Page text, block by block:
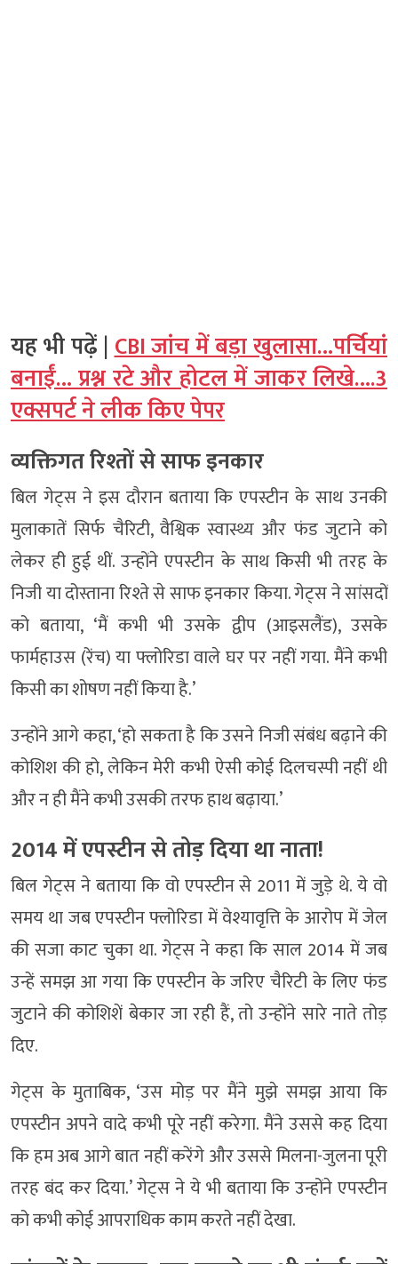
यह भी पढ़ें |CBI जांच में बड़ा खुलासा…पर्चियां
बनाईं… प्रश्न रटे और होटल में जाकर लिखे….3
एक्सपर्ट ने लीक किए पेपर
व्यक्तिगत रिश्तों से साफ इनकार
बिल गेट्स ने इस दौरान बताया कि एपस्टीन के साथ उनकी
मुलाकातें सिर्फ चैरिटी, वैश्विक स्वास्थ्य और फंड जुटाने को
लेकर ही हुई थीं. उन्होंने एपस्टीन के साथ किसी भी तरह के
निजी या दोस्ताना रिश्ते से साफ इनकार किया. गेट्स ने सांसदों
को बताया, ‘मैं कभी भी उसके द्वीप (आइसलैंड), उसके
फार्महाउस (रेंच) या फ्लोरिडा वाले घर पर नहीं गया. मैंने कभी
किसी का शोषण नहीं किया है.’
उन्होंने आगे कहा, ‘हो सकता है कि उसने निजी संबंध बढ़ाने की
कोशिश की हो, लेकिन मेरी कभी ऐसी कोई दिलचस्पी नहीं थी
और न ही मैंने कभी उसकी तरफ हाथ बढ़ाया.’
2014 में एपस्टीन से तोड़ दिया था नाता!
बिल गेट्स ने बताया कि वो एपस्टीन से 2011 में जुड़े थे. ये वो
समय था जब एपस्टीन फ्लोरिडा में वेश्यावृत्ति के आरोप में जेल
की सजा काट चुका था. गेट्स ने कहा कि साल 2014 में जब
उन्हें समझ आ गया कि एपस्टीन के जरिए चैरिटी के लिए फंड
जुटाने की कोशिशें बेकार जा रही हैं, तो उन्होंने सारे नाते तोड़
दिए.
गेट्स के मुताबिक, ‘उस मोड़ पर मैंने मुझे समझ आया कि
एपस्टीन अपने वादे कभी पूरे नहीं करेगा. मैंने उससे कह दिया
कि हम अब आगे बात नहीं करेंगे और उससे मिलना-जुलना पूरी
तरह बंद कर दिया.’ गेट्स ने ये भी बताया कि उन्होंने एपस्टीन
को कभी कोई आपराधिक काम करते नहीं देखा.